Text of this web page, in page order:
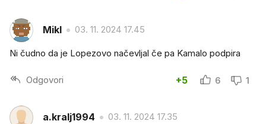
Mikl 03. 11. 2024 17.45
Ni čudno da je Lopezovo načevljal če pa Kamalo podpira
Odgovori +5 6 1
a.kralj1994 03. 11. 2024 17.35